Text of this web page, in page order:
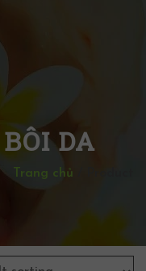
DA
Trang chủ